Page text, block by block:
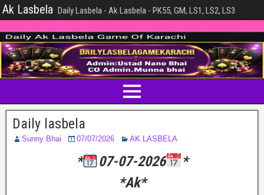
Ak Lasbela Daily Lasbela - Ak Lasbela - PK55, GM, LS1, LS2, LS3
Daily lasbela
Sunny Bhai 07/07/2026 AK LASBELA
* 07-07-2026
*
*Ak*